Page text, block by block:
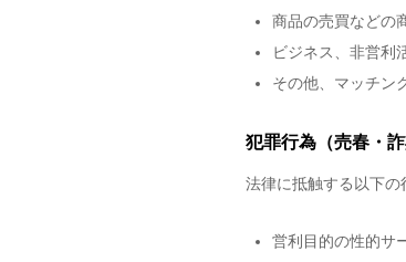
商品の売買などの
ビジネス、非営利
その他、マッチン
犯罪行為（売春・
法律に抵触する以下の
営利目的の性的サ